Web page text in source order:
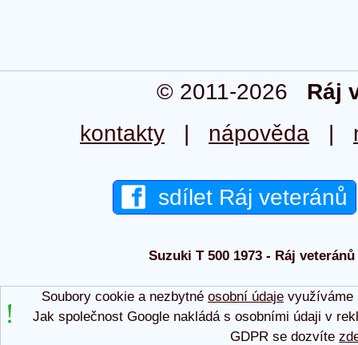
© 2011-2026 Ráj
kontakty | nápověda |
sdílet Ráj veteránů
Suzuki T 500 1973 - Ráj
Soubory cookie a nezbytné osobní údajevyužíváme
Jak společnost Google nakládá s osobními údaji v
GDPR se dozvíte